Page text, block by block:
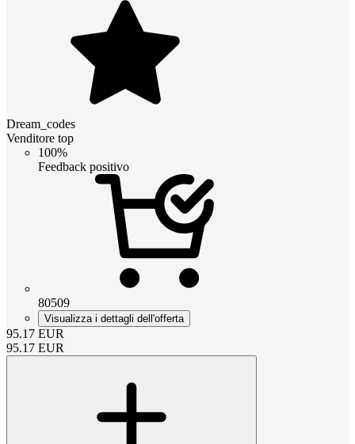
Dream_codes
Venditore top
100%
Feedback positivo
80509
Visualizza i dettagli dell'offerta
95.17 EUR
95.17 EUR